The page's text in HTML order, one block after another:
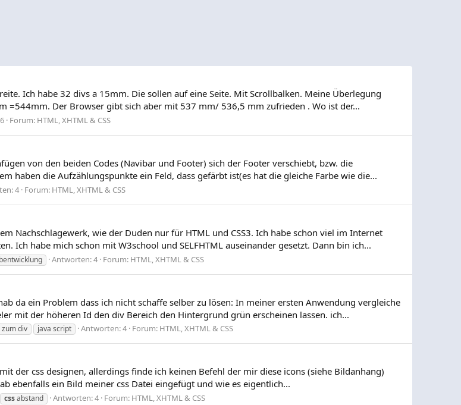
Ich habe 32 divs a 15mm. Die sollen auf eine Seite. Mit Scrollbalken. Meine Überlegung
=544mm. Der Browser gibt sich aber mit 537 mm/ 536,5 mm zufrieden . Wo ist der...
Forum: HTML, XHTML & CSS
von den beiden Codes (Navibar und Footer) sich der Footer verschiebt, bzw. die
haben die Aufzählungspunkte ein Feld, dass gefärbt ist(es hat die gleiche Farbe wie die...
4 Forum: HTML, XHTML & CSS
Nachschlagewerk, wie der Duden nur für HTML und CSS3. Ich habe schon viel im Internet
Ich habe mich schon mit W3school und SELFHTML auseinander gesetzt. Dann bin ich...
Antworten: 4 Forum: HTML, XHTML & CSS
da ein Problem dass ich nicht schaffe selber zu lösen: In meiner ersten Anwendung vergleiche
mit der höheren Id den div Bereich den Hintergrund grün erscheinen lassen. ich...
div java script Antworten: 4 Forum: HTML, XHTML & CSS
der css designen, allerdings finde ich keinen Befehl der mir diese icons (siehe Bildanhang)
ebenfalls ein Bild meiner css Datei eingefügt und wie es eigentlich...
cssabstand Antworten: 4 Forum: HTML, XHTML & CSS